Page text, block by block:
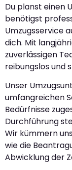
Du planst einen
benötigst
Umzugsservice
dich. Mit
zuverlässigen
reibungslos und
Unser
umfangreichen
Bedürfnisse
Durchführung
Wir kümmern
wie die
Abwicklung der